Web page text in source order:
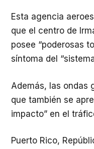
Esta agencia
que el centro de
posee “poderosas
síntoma del
Además, las ondas
que también se
impacto” en el
Puerto Rico,